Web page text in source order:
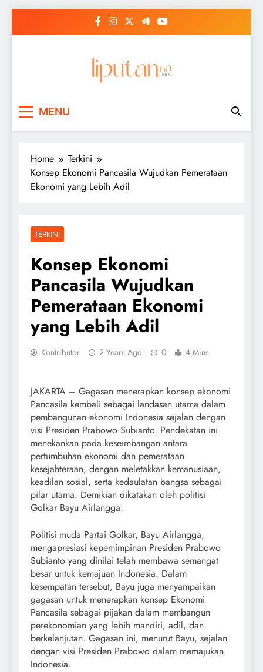
MENU
Home
Terkini
Konsep Ekonomi Pancasila Wujudkan Pemerataan
Ekonomi yang Lebih Adil
TERKINI
Konsep Ekonomi
Pancasila Wujudkan
Pemerataan Ekonomi
yang Lebih Adil
Kontributor 2 Years Ago 0 4 Mins
JAKARTA – Gagasan menerapkan konsep ekonomi
Pancasila kembali sebagai landasan utama dalam
pembangunan ekonomi Indonesia sejalan dengan
visi Presiden Prabowo Subianto. Pendekatan ini
menekankan pada keseimbangan antara
pertumbuhan ekonomi dan pemerataan
kesejahteraan, dengan meletakkan kemanusiaan,
keadilan sosial, serta kedaulatan bangsa sebagai
pilar utama. Demikian dikatakan oleh politisi
Golkar Bayu Airlangga.
Politisi muda Partai Golkar, Bayu Airlangga,
mengapresiasi kepemimpinan Presiden Prabowo
Subianto yang dinilai telah membawa semangat
besar untuk kemajuan Indonesia. Dalam
kesempatan tersebut, Bayu juga menyampaikan
gagasan untuk menerapkan konsep Ekonomi
Pancasila sebagai pijakan dalam membangun
perekonomian yang lebih mandiri, adil, dan
berkelanjutan. Gagasan ini, menurut Bayu, sejalan
dengan visi Presiden Prabowo dalam memajukan
Indonesia.